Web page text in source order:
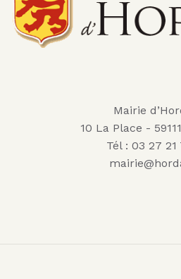
Mairie
10 La Place -
Tél : 03 27 21